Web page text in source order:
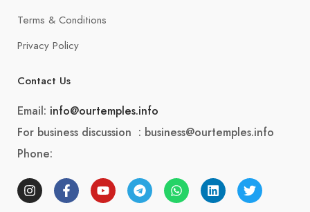
Terms & Conditions
Privacy Policy
Contact Us
Email: info@ourtemples.info
For business discussion : business@ourtemples.info
Phone: